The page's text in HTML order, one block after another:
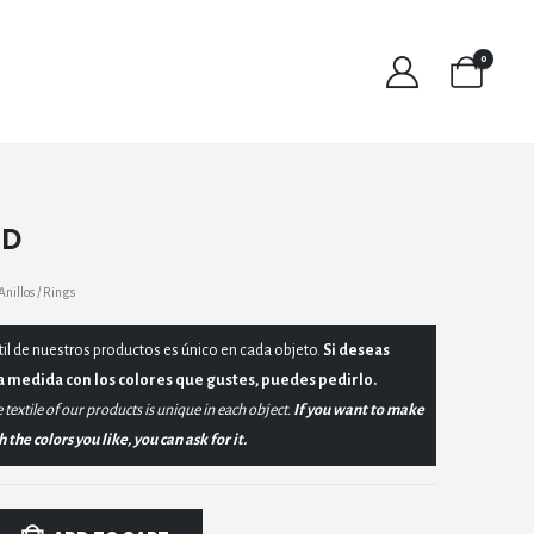
0
/ Rings
de nuestros productos es único en cada objeto. Si deseas
medida con los colores que gustes, puedes pedirlo.
textile of our products is unique in each object. If you want to make
the colors you like, you can ask for it.